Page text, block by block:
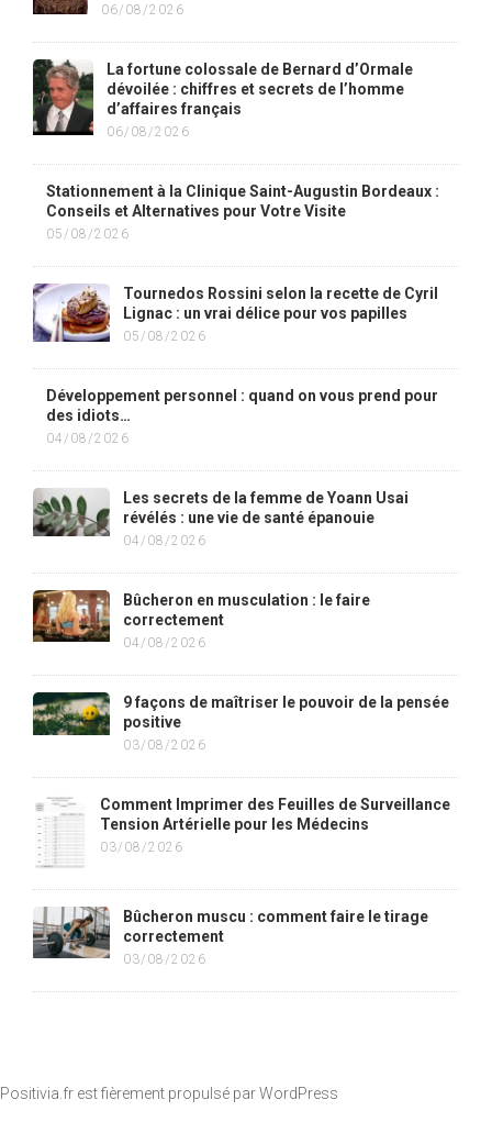
06/08/2026
La fortune colossale de Bernard d’Ormale
dévoilée : chiffres et secrets de l’homme
d’affaires français
06/08/2026
Stationnement à la Clinique Saint-Augustin Bordeaux :
Conseils et Alternatives pour Votre Visite
05/08/2026
Tournedos Rossini selon la recette de Cyril
Lignac : un vrai délice pour vos papilles
05/08/2026
Développement personnel : quand on vous prend pour
des idiots…
04/08/2026
Les secrets de la femme de Yoann Usai
révélés : une vie de santé épanouie
04/08/2026
Bûcheron en musculation : le faire
correctement
04/08/2026
9 façons de maîtriser le pouvoir de la pensée
positive
03/08/2026
Comment Imprimer des Feuilles de Surveillance
Tension Artérielle pour les Médecins
03/08/2026
Bûcheron muscu : comment faire le tirage
correctement
03/08/2026
Positivia.fr est fièrement propulsé parWordPress